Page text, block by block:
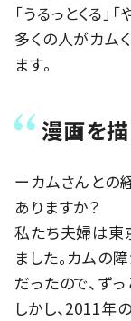
「うるっとくる」
多くの人がカム
ます。
漫画を
ーカムさんとの
ありますか？
私たち夫婦は東
ました。カムの
だったので、ず
しかし、2011年